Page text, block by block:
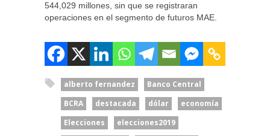
544,029 millones, sin que se registraran
operaciones en el segmento de futuros MAE.
alberto fernandez
Banco Central
BCRA
destacada dólar
economía
Elecciones
elecciones2019